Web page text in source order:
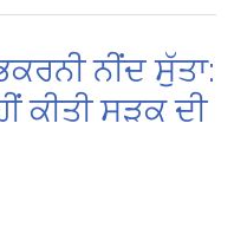
ਨੀਂਦ ਸੁੱਤਾ:
ਕੀਤੀ ਸੜਕ ਦੀ